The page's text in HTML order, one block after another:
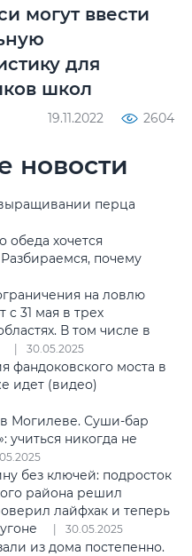
могут ввести
для
школ
19.11.2022 2604
новости
перца
обеда хочется
почему
на ловлю
31 мая в трех
В том числе в
30.05.2025
фандоковского моста в
идет (видео)
в Могилеве. Суши-бар
учиться никогда не
без ключей: подросток
района решил
лайфхак и теперь
30.05.2025
из дома постепенно.